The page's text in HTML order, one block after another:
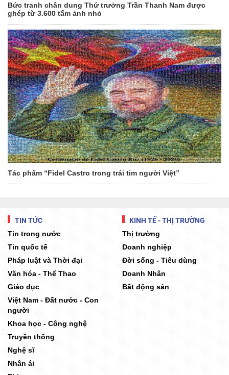
Bức tranh chân dung Thứ trưởng Trần Thanh Nam được
ghép từ 3.600 tấm ảnh nhỏ
Tác phẩm “Fidel Castro trong trái tim người Việt”
TIN TỨC
Tin trong nước
Tin quốc tế
Pháp luật và Thời đại
Văn hóa - Thể Thao
Giáo dục
Việt Nam - Đất nước - Con
người
Khoa học - Công nghệ
Truyền thống
Nghệ sĩ
Nhân ái
KINH TẾ - THỊ TRƯỜNG
Thị trường
Doanh nghiệp
Đời sống - Tiêu dùng
Doanh Nhân
Bất động sản